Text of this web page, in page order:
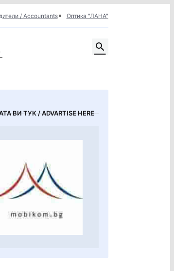
/ Accountants Оптика "ЛАНА"
ВИ ТУК / ADVARTISE HERE